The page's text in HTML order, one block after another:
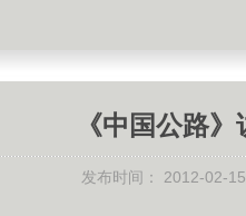
《中国公路
发布时间： 2012-02-